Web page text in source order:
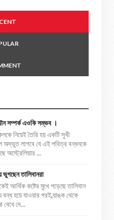
সম্পর্ক এওকি সম্ভব ।
নিয়েই তৈরি হয় একটি সুখী
অদ্ভুত লাগবে যে এই পবিত্র বন্ধনকে
অস্ট্রেলিয়ার ...
তালিবানরা
আর্থিক কষ্টের মুখে পড়েছে তালিবান
বন্ধ হয়ে যাওয়ার পরই ব্য়াঙ্ক থেকে
বেধে দে...